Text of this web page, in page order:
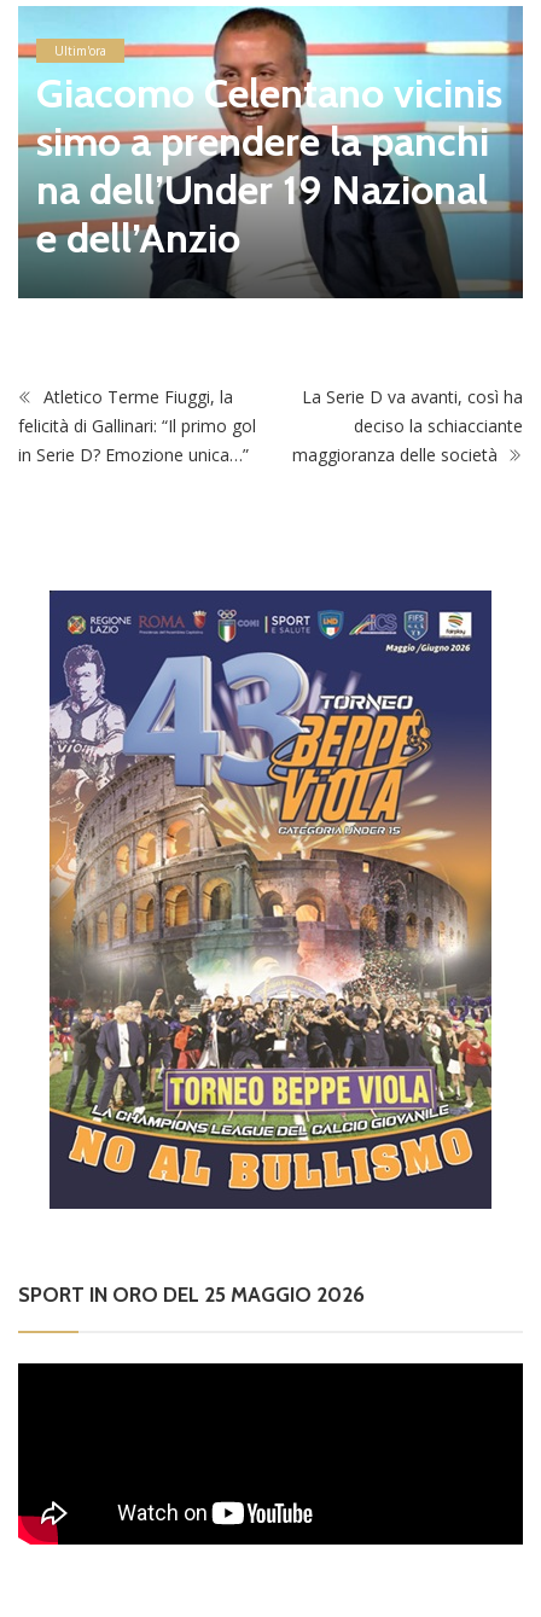
Ultim'ora
Giacomo Celentano vicinis
simo a prendere la panchi
na dell’Under 19 Nazional
e dell’Anzio
Atletico Terme Fiuggi, la
felicità di Gallinari: “Il primo gol
in Serie D? Emozione unica…”
La Serie D va avanti, così ha
deciso la schiacciante
maggioranza delle società
SPORT IN ORO DEL 25 MAGGIO 2026